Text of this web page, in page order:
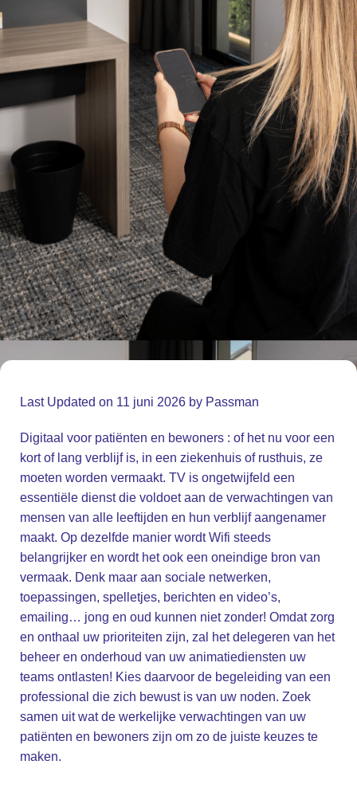
Last Updated on 11 juni 2026 by Passman
Digitaal voor patiënten en bewoners : of het nu voor een
kort of lang verblijf is, in een ziekenhuis of rusthuis, ze
moeten worden vermaakt. TV is ongetwijfeld een
essentiële dienst die voldoet aan de verwachtingen van
mensen van alle leeftijden en hun verblijf aangenamer
maakt. Op dezelfde manier wordt Wifi steeds
belangrijker en wordt het ook een oneindige bron van
vermaak. Denk maar aan sociale netwerken,
toepassingen, spelletjes, berichten en video’s,
emailing… jong en oud kunnen niet zonder! Omdat zorg
en onthaal uw prioriteiten zijn, zal het delegeren van het
beheer en onderhoud van uw animatiediensten uw
teams ontlasten! Kies daarvoor de begeleiding van een
professional die zich bewust is van uw noden. Zoek
samen uit wat de werkelijke verwachtingen van uw
patiënten en bewoners zijn om zo de juiste keuzes te
maken.